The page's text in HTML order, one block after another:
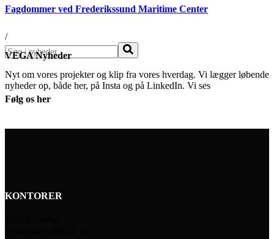
Fagdommer ved Frederikssund Maritime Center
/
Søg
VEGA Nyheder
Nyt om vores projekter og klip fra vores hverdag. Vi lægger løbende
nyheder op, både her, på Insta og på LinkedIn. Vi ses
Følg os her
KONTORER